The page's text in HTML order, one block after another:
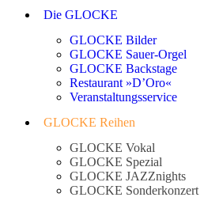
Die GLOCKE
GLOCKE Bilder
GLOCKE Sauer-Orgel
GLOCKE Backstage
Restaurant »D’Oro«
Veranstaltungsservice
GLOCKE Reihen
GLOCKE Vokal
GLOCKE Spezial
GLOCKE JAZZnights
GLOCKE Sonderkonzert